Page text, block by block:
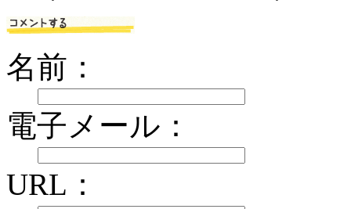
名前：
電子メール：
URL：